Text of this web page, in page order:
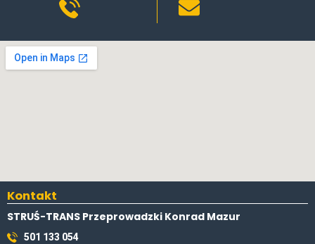
Kontakt
STRUŚ-TRANS Przeprowadzki Konrad Mazur
501 133 054